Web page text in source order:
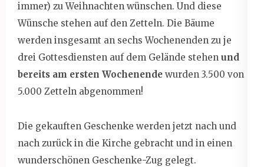
immer) zu Weihnachten wünschen. Und diese
Wünsche stehen auf den Zetteln. Die Bäume
werden insgesamt an sechs Wochenenden zu je
drei Gottesdiensten auf dem Gelände stehen und
bereits am ersten Wochenende wurden 3.500 von
5.000 Zetteln abgenommen!
Die gekauften Geschenke werden jetzt nach und
nach zurück in die Kirche gebracht und in einen
wunderschönen Geschenke-Zug gelegt.